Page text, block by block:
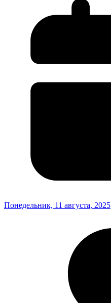
Понедельник, 11 августа, 2025